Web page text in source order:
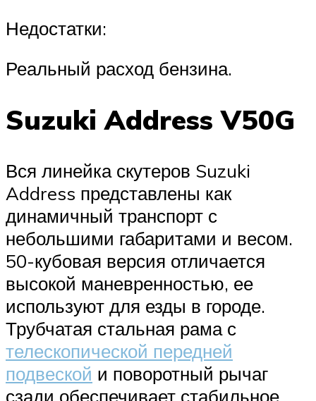
Недостатки:
Реальный расход бензина.
Suzuki Address V50G
Вся линейка скутеров Suzuki
Address представлены как
динамичный транспорт с
небольшими габаритами и весом.
50-кубовая версия отличается
высокой маневренностью, ее
используют для езды в городе.
Трубчатая стальная рама с
телескопической передней
подвеской и поворотный рычаг
сзади обеспечивает стабильное